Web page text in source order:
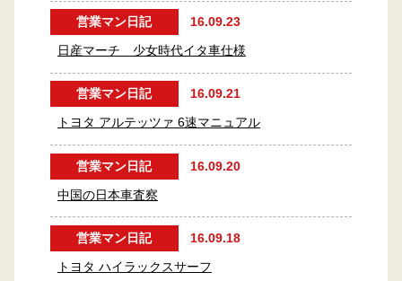
営業マン日記 16.09.23
日産マーチ 少女時代イタ車仕様
営業マン日記 16.09.21
トヨタ アルテッツァ 6速マニュアル
営業マン日記 16.09.20
中国の日本車査察
営業マン日記 16.09.18
トヨタ ハイラックスサーフ